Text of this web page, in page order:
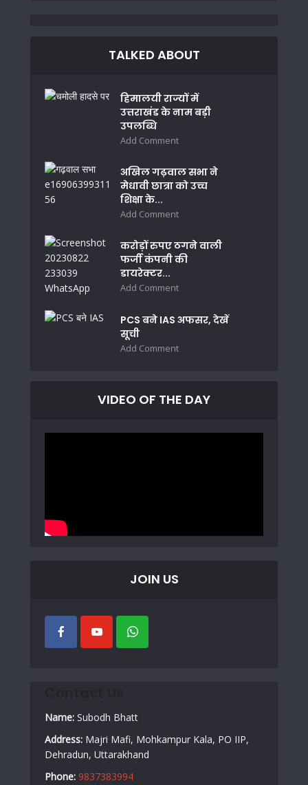
TALKED ABOUT
हिमालयी राज्यों में
उत्तराखंड के नाम बड़ी
उपलब्धि
Add Comment
अखिल गढ़वाल सभा ने
मेधावी छात्रा को उच्च
शिक्षा के...
Add Comment
करोड़ों रुपए ठगने वाली
फर्जी कंपनी की
डायरेक्टर...
Add Comment
PCS बने IAS अफसर, देखें
सूची
Add Comment
VIDEO OF THE DAY
JOIN US
Name: Subodh Bhatt
Address: Majri Mafi, Mohkampur Kala, PO IIP,
Dehradun, Uttarakhand
Phone: 9837383994